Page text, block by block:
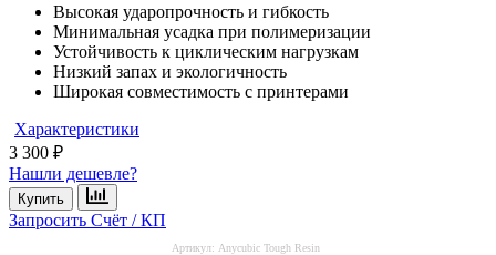
Высокая ударопрочность и гибкость
Минимальная усадка при полимеризации
Устойчивость к циклическим нагрузкам
Низкий запах и экологичность
Широкая совместимость с принтерами
Характеристики
3 300 ₽
Нашли дешевле?
Купить
Запросить Счёт / КП
Артикул: Anycubic Tough Resin